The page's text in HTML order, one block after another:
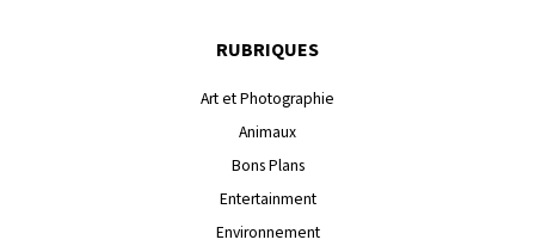
RUBRIQUES
Art et Photographie
Animaux
Bons Plans
Entertainment
Environnement